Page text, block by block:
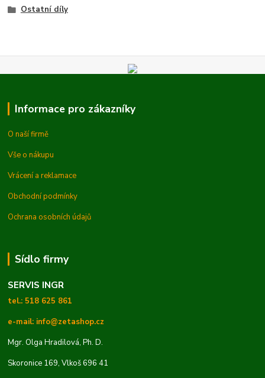
Ostatní díly
Informace pro zákazníky
O naší firmě
Vše o nákupu
Vrácení a reklamace
Obchodní podmínky
Ochrana osobních údajů
Sídlo firmy
SERVIS INGR
tel.: 518 625 861
e-mail: info@zetashop.cz
Mgr. Olga Hradilová, Ph. D.
Skoronice 169, Vlkoš 696 41